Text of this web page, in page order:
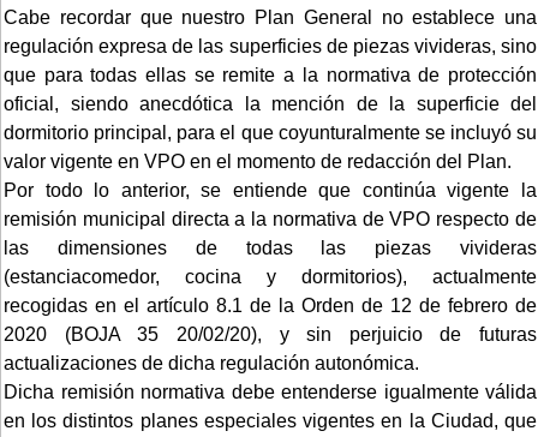
Cabe recordar que nuestro Plan General no establece una
regulación expresa de las superficies de piezas vivideras, sino
que para todas ellas se remite a la normativa de protección
oficial, siendo anecdótica la mención de la superficie del
dormitorio principal, para el que coyunturalmente se incluyó su
valor vigente en VPO en el momento de redacción del Plan.
Por todo lo anterior, se entiende que continúa vigente la
remisión municipal directa a la normativa de VPO respecto de
las dimensiones de todas las piezas vivideras
(estanciacomedor, cocina y dormitorios), actualmente
recogidas en el artículo 8.1 de la Orden de 12 de febrero de
2020 (BOJA 35 20/02/20), y sin perjuicio de futuras
actualizaciones de dicha regulación autonómica.
Dicha remisión normativa debe entenderse igualmente válida
en los distintos planes especiales vigentes en la Ciudad, que